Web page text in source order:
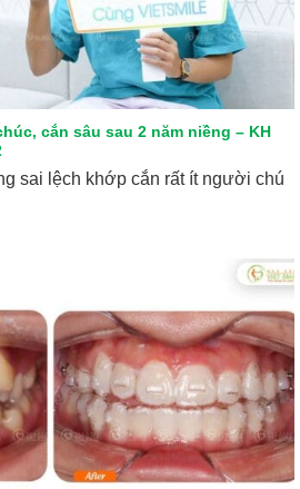
cắn sâu sau 2 năm niềng – KH
sai lệch khớp cắn rất ít người chú